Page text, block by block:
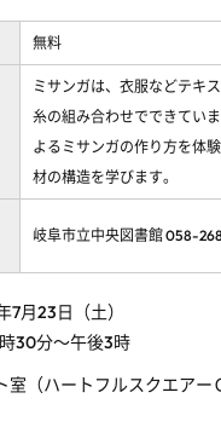
無料
ミサンガは、衣服などテキ
糸の組み合わせでできてい
よるミサンガの作り方を体
材の構造を学びます。
岐阜市立中央図書館 058-
月23日（土）
～午後3時
室（ハートフルスクエア